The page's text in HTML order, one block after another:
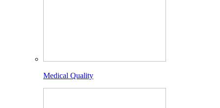
Medical Quality